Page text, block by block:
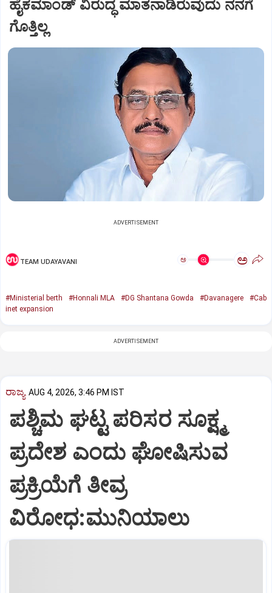
ಹೈಕಮಾಂಡ್ ವಿರುದ್ಧ ಮಾತನಾಡಿರುವುದು ನನಗೆ
ಗೊತ್ತಿಲ್ಲ
ADVERTISEMENT
TEAM UDAYAVANI ಅ ಅ
#Ministerial berth #Honnali MLA #DG Shantana Gowda #Davanagere
#Cab
inet expansion
ADVERTISEMENT
ರಾಜ್ಯ AUG 4, 2026, 3:46 PM IST
ಪಶ್ಚಿಮ ಘಟ್ಟ ಪರಿಸರ ಸೂಕ್ಷ್ಮ
ಪ್ರದೇಶ ಎಂದು ಘೋಷಿಸುವ
ಪ್ರಕ್ರಿಯೆಗೆ ತೀವ್ರ
ವಿರೋಧ:ಮುನಿಯಾಲು